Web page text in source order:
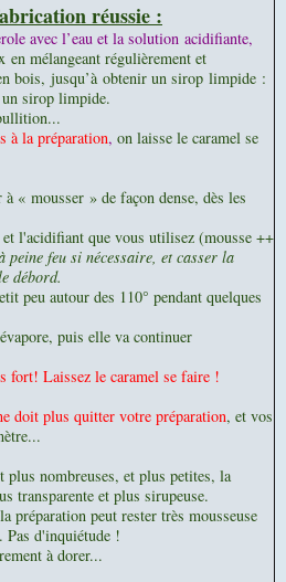
réussie :
avec l’eau et la solution acidifiante,
en mélangeant régulièrement et
bois, jusqu’àobtenir un sirop limpide :
sirop limpide.
à la préparation, on laisse le caramel se
« mousser » de façon dense, dès les
l'acidifiant que vous utilisez (mousse ++
peine feu si nécessaire, et casser la
débord.
peu autour des 110° pendant quelques
puis elle va continuer
fort! Laissez le caramel se faire !
doit plus quitter votre préparation, et vos
plus nombreuses, et plus petites, la
transparente et plus sirupeuse.
préparation peut rester très mousseuse
d'inquiétude !
à dorer...